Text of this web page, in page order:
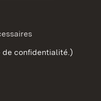
de confidentialité.)